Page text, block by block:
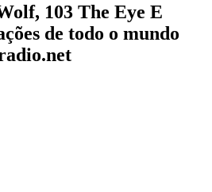
103 The Eye E
de todo o mundo